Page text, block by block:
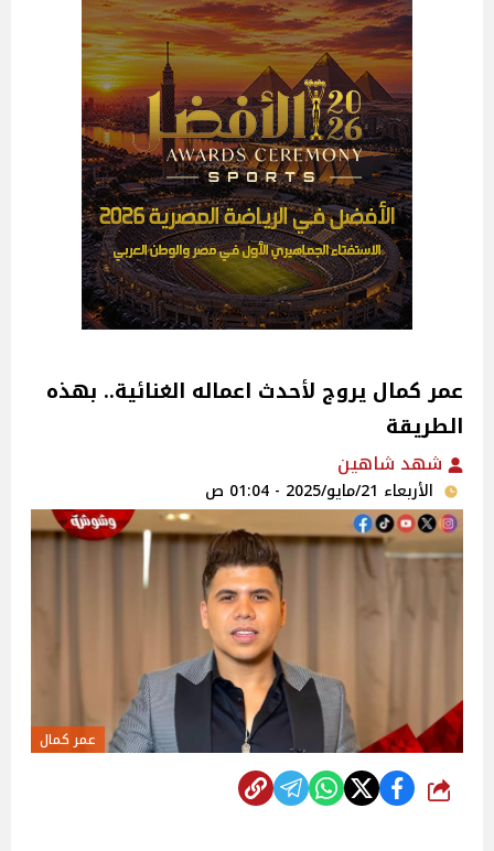
عمر كمال يروج لأحدث اعماله الغنائية‎.. بهذه
الطريقة
شهد شاهين
الأربعاء 21/مايو/2025 - 01:04 ص
عمر كمال
شارك